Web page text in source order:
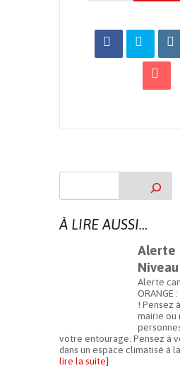
À LIRE AUSSI…
Alerte
Niveau
Alerte
ORANGE
! Pensez
mairie ou
votre entourage. Pensez à
dans un espace climatisé à
lire la suite]